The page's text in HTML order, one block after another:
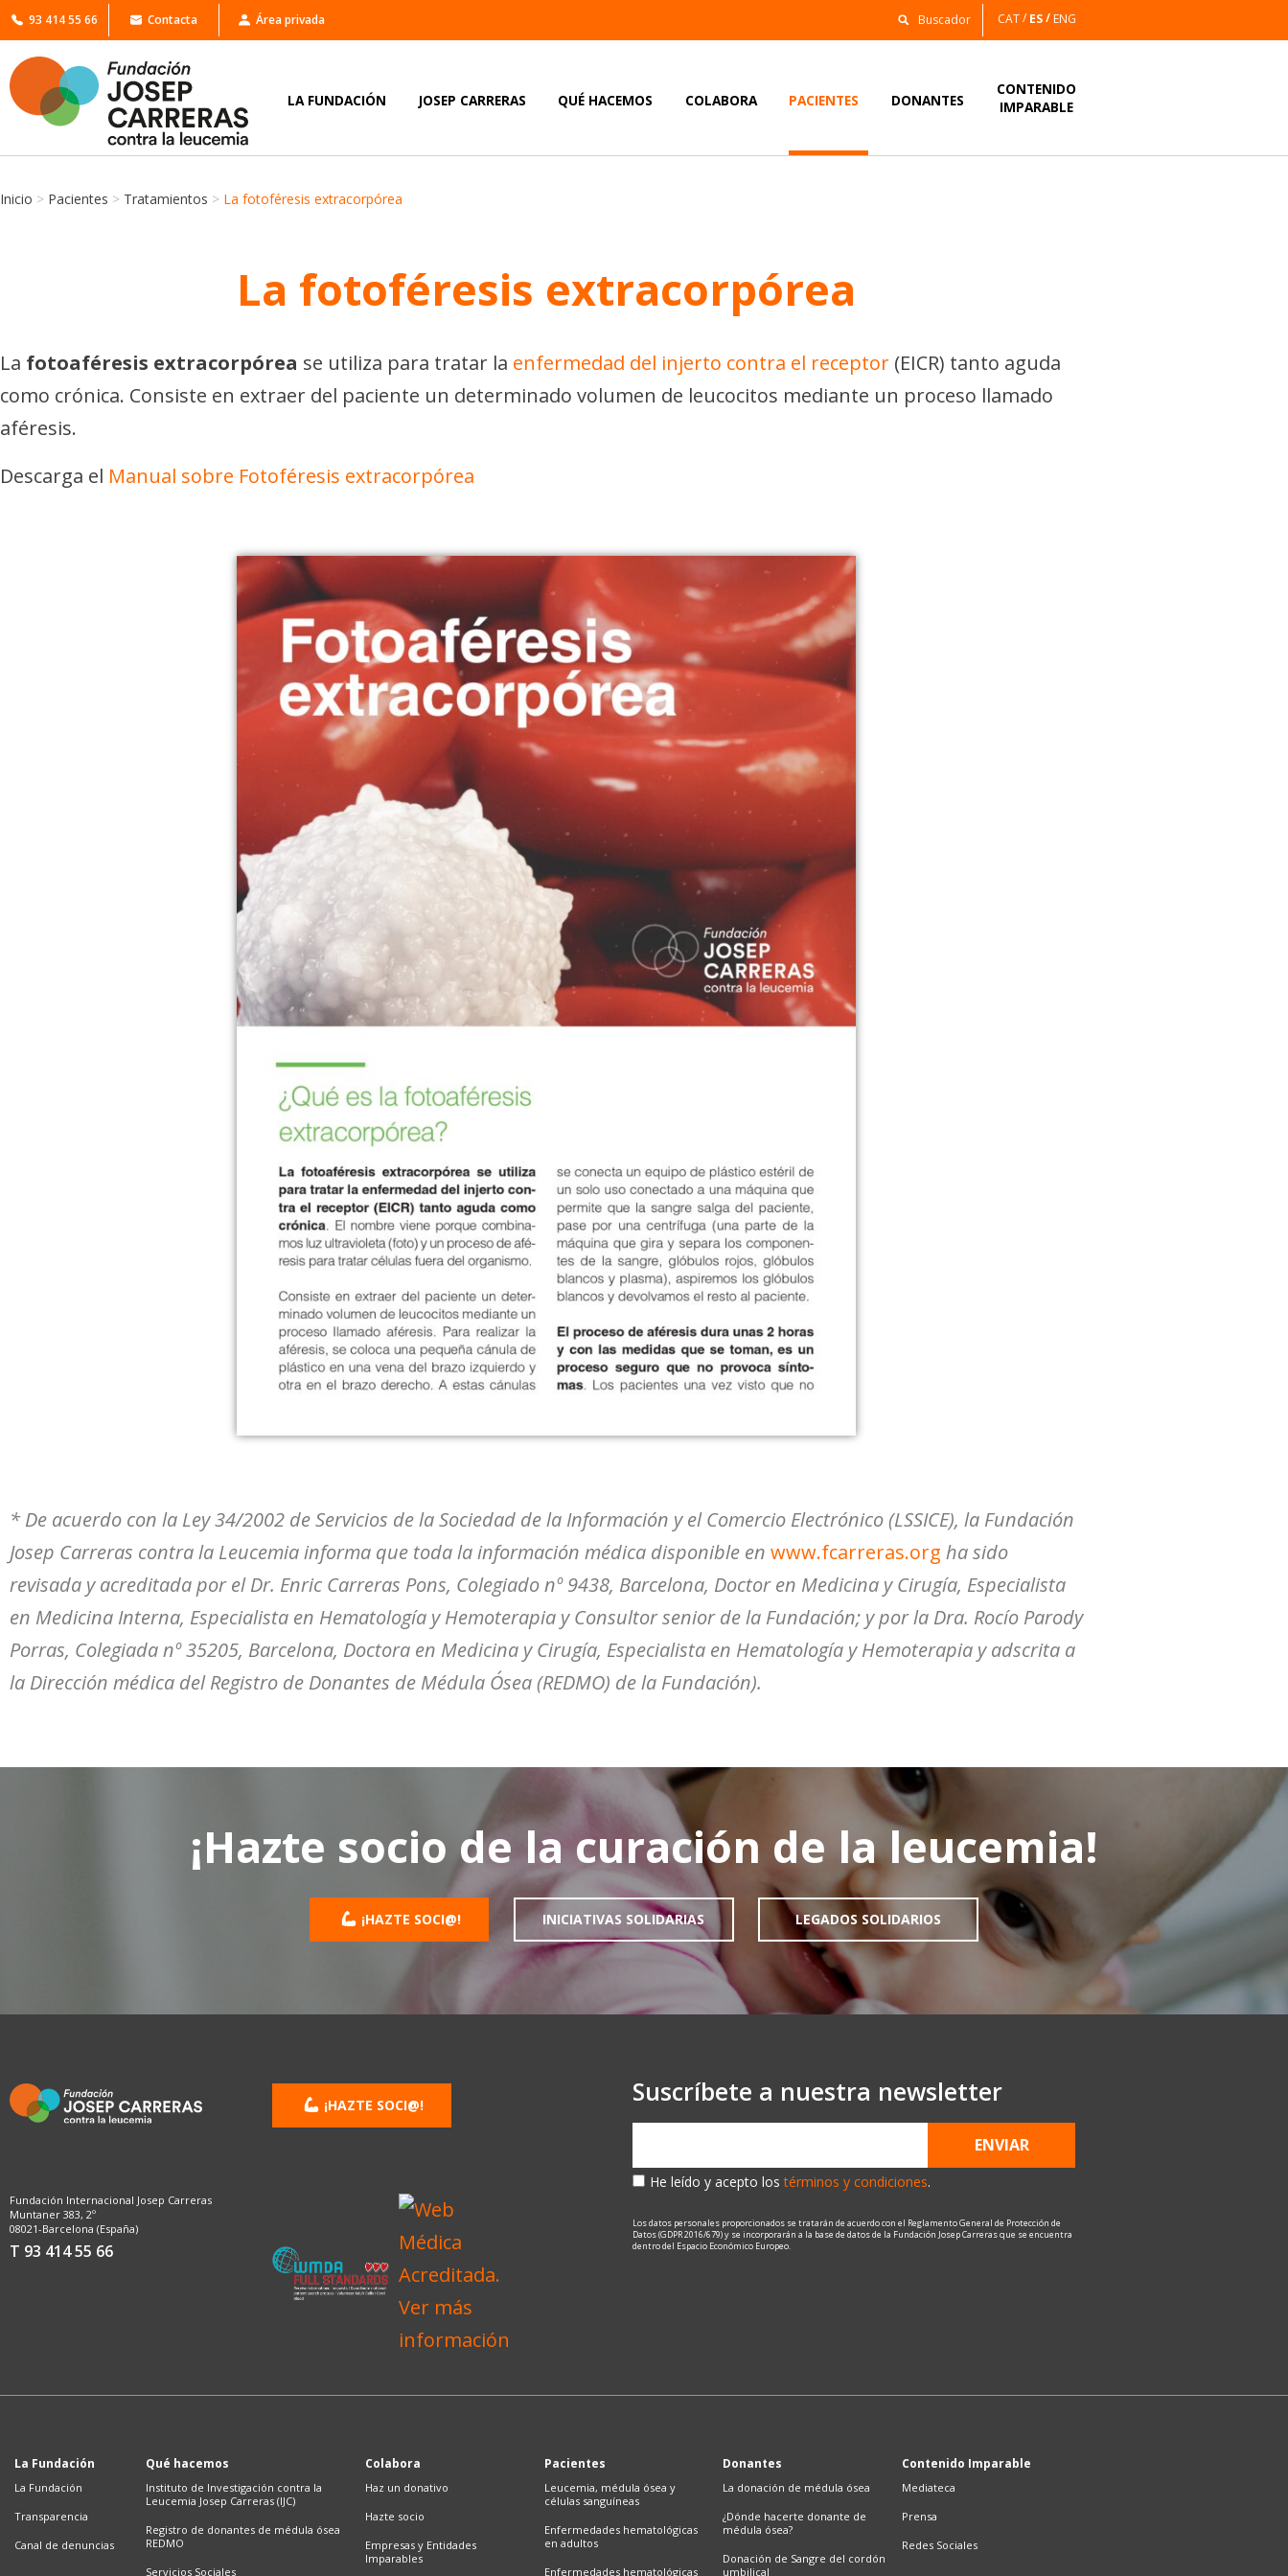
93 414 55 66 Contacta Área privada CAT ES ENG
LA FUNDACIÓN JOSEP CARRERAS QUÉ HACEMOS COLABORA PACIENTES DONANTES
CONTENIDO
IMPARABLE
Inicio > Pacientes > Tratamientos > La fotoféresis extracorpórea
La fotoféresis extracorpórea
La fotoaféresis extracorpórea se utiliza para tratar la enfermedad del injerto contra el receptor (EICR) tanto aguda
como crónica. Consiste en extraer del paciente un determinado volumen de leucocitos mediante un proceso llamado
aféresis.
Descarga el Manual sobre Fotoféresis extracorpórea
* De acuerdo con la Ley 34/2002 de Servicios de la Sociedad de la Información y el Comercio Electrónico (LSSICE), la Fundación
Josep Carreras contra la Leucemia informa que toda la información médica disponible en www.fcarreras.org ha sido
revisada y acreditada por el Dr. Enric Carreras Pons, Colegiado nº 9438, Barcelona, Doctor en Medicina y Cirugía, Especialista
en Medicina Interna, Especialista en Hematología y Hemoterapia y Consultor senior de la Fundación; y por la Dra. Rocío Parody
Porras, Colegiada nº 35205, Barcelona, Doctora en Medicina y Cirugía, Especialista en Hematología y Hemoterapia y adscrita a
la Dirección médica del Registro de Donantes de Médula Ósea (REDMO) de la Fundación).
¡Hazte socio de la curación de la leucemia!
¡HAZTE SOCI@! INICIATIVAS SOLIDARIAS LEGADOS SOLIDARIOS
Fundación Internacional Josep Carreras
Muntaner 383, 2º
08021-Barcelona (España)
T 93 414 55 66
¡HAZTE SOCI@! Suscríbete a nuestra newsletter
He leído y acepto lostérminos y condiciones.
ENVIAR
Los datos personales proporcionados se tratarán de acuerdo con el Reglamento General de Protección de
Datos (GDPR 2016/679) y se incorporarán a la base de datos de la Fundación Josep Carreras que se encuentra
dentro del Espacio Económico Europeo.
La Fundación
La Fundación
Transparencia
Canal de denuncias
Qué hacemos
Instituto de Investigación contra la
Leucemia Josep Carreras (IJC)
Registro de donantes de médula ósea
REDMO
Servicios Sociales
Colabora
Haz un donativo
Hazte socio
Empresas y Entidades
Imparables
Pacientes
Leucemia, médula ósea y
células sanguíneas
Enfermedades hematológicas
en adultos
Enfermedades hematológicas
Donantes
La donación de médula ósea
¿Dónde hacerte donante de
médula ósea?
Donación de Sangre del cordón
umbilical
Contenido Imparable
Mediateca
Prensa
Redes Sociales